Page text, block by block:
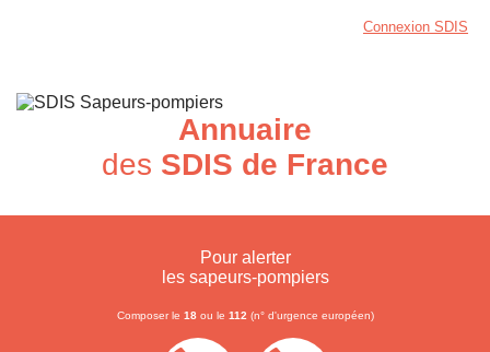
Connexion SDIS
Annuaire
des SDIS de France
Pour alerter
les sapeurs-pompiers
Composer le 18ou le 112 (n° d'urgence européen)